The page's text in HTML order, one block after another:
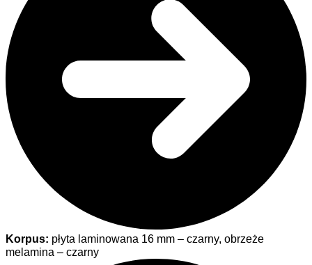
Korpus: płyta laminowana 16 mm – czarny, obrzeże
melamina – czarny